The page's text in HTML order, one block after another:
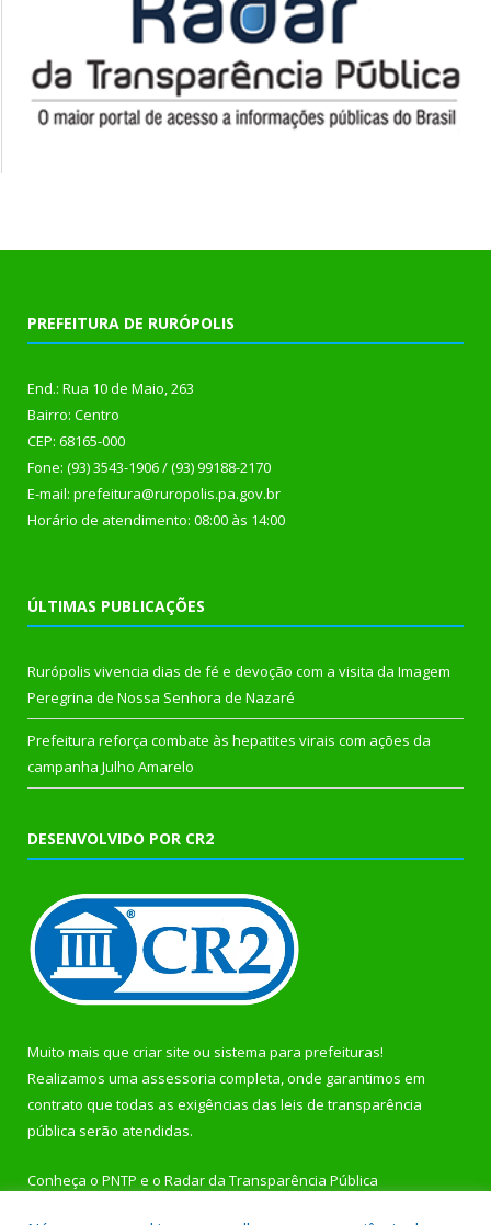
PREFEITURA DE RURÓPOLIS
End.: Rua 10 de Maio, 263
Bairro: Centro
CEP: 68165-000
Fone: (93) 3543-1906 / (93) 99188-2170
E-mail: prefeitura@ruropolis.pa.gov.br
Horário de atendimento: 08:00 às 14:00
ÚLTIMAS PUBLICAÇÕES
Rurópolis vivencia dias de fé e devoção com a visita da Imagem
Peregrina de Nossa Senhora de Nazaré
Prefeitura reforça combate às hepatites virais com ações da
campanha Julho Amarelo
DESENVOLVIDO POR CR2
Muito mais que criar site ou sistema para prefeituras!
Realizamos uma assessoria completa, onde garantimos em
contrato que todas as exigências das leis de transparência
pública serão atendidas.
Conheça o PNTP e o Radar da Transparência Pública